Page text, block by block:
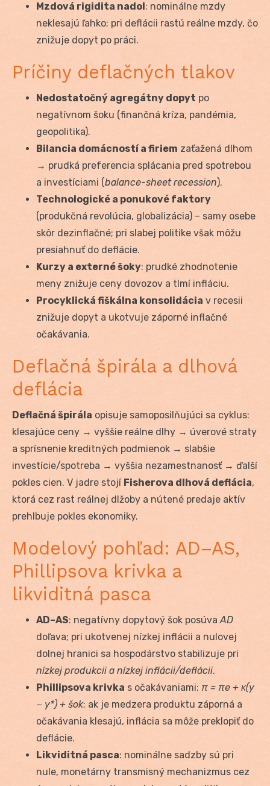
Mzdová rigidita nadol: nominálne mzdy
neklesajú ľahko; pri deflácii rastú reálne mzdy, čo
znižuje dopyt po práci.
Príčiny deflačných tlakov
Nedostatočný agregátny dopyt po
negatívnom šoku (finančná kríza, pandémia,
geopolitika).
Bilancia domácností a firiem zaťažená dlhom
→ prudká preferencia splácania pred spotrebou
a investíciami (balance-sheet recession).
Technologické a ponukové faktory
(produkčná revolúcia, globalizácia) – samy osebe
skôr dezinflačné; pri slabej politike však môžu
presiahnuť do deflácie.
Kurzy a externé šoky: prudké zhodnotenie
meny znižuje ceny dovozov a tlmí infláciu.
Procyklická fiškálna konsolidácia v recesii
znižuje dopyt a ukotvuje záporné inflačné
očakávania.
Deflačná špirála a dlhová
deflácia
Deflačná špirála opisuje samoposilňujúci sa cyklus:
klesajúce ceny → vyššie reálne dlhy → úverové straty
a sprísnenie kreditných podmienok → slabšie
investície/spotreba → vyššia nezamestnanosť → ďalší
pokles cien. V jadre stojí Fisherova dlhová deflácia,
ktorá cez rast reálnej dlžoby a nútené predaje aktív
prehlbuje pokles ekonomiky.
Modelový pohľad: AD–AS,
Phillipsova krivka a
likviditná pasca
AD–AS: negatívny dopytový šok posúvaAD
doľava; pri ukotvenej nízkej inflácii a nulovej
dolnej hranici sa hospodárstvo stabilizuje pri
nízkej produkcii a nízkej inflácii/deflácii.
Phillipsova krivka s očakávaniami: π = πe + κ(y
− y*) + šok; ak je medzera produktu záporná a
očakávania klesajú, inflácia sa môže preklopiť do
deflácie.
Likviditná pasca: nominálne sadzby sú pri
nule, monetárny transmisný mechanizmus cez